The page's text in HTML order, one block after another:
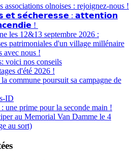
associations olnoises : rejoignez-nous !
𝗲𝘁 𝘀𝗲́𝗰𝗵𝗲𝗿𝗲𝘀𝘀𝗲 : 𝗮𝘁𝘁𝗲𝗻𝘁𝗶𝗼𝗻
!
les 12&13 septembre 2026 :
patrimoniales d'un village millénaire
avec nous !
voici nos conseils
d'été 2026 !
commune poursuit sa campagne de
ID
une prime pour la seconde main !
au Memorial Van Damme le 4
au sort)